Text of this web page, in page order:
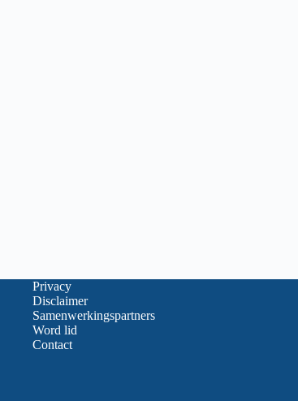
Privacy
Disclaimer
Samenwerkingspartners
Word lid
Contact